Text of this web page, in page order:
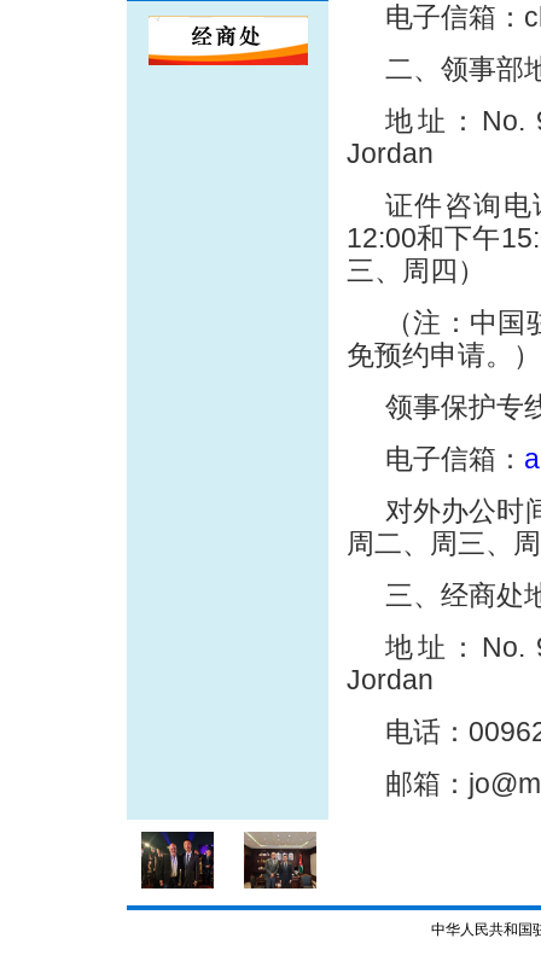
电子信箱：
二、领事部
地址：No.
Jordan
证件咨询
12:00和下午
三、周四）
（注：中
免预约申请。）
领事保护专
电子信箱：
对外办公时
周二、周三、
三、经商处
地址：No.
Jordan
电话：
邮箱：
中华人民共和国